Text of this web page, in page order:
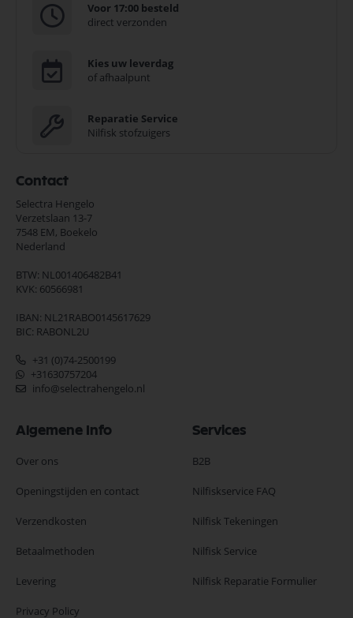
Voor 17:00 besteld
direct verzonden
Kies uw leverdag
of afhaalpunt
Reparatie Service
Nilfisk stofzuigers
Contact
Selectra Hengelo
Verzetslaan 13-7
7548 EM, Boekelo
Nederland
BTW: NL001406482B41
KVK: 60566981
IBAN: NL21RABO0145617629
BIC: RABONL2U
+31 (0)74-2500199
+31630757204
info@selectrahengelo.nl
Algemene Info
Over ons
Openingstijden en contact
Verzendkosten
Betaalmethoden
Levering
Privacy Policy
Services
B2B
Nilfiskservice FAQ
Nilfisk Tekeningen
Nilfisk Service
Nilfisk Reparatie Formulier